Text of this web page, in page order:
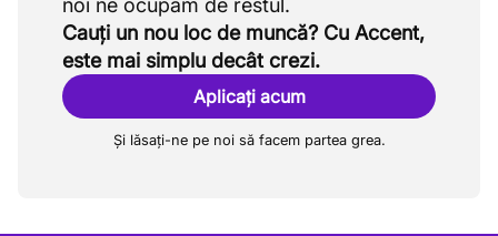
Cauți un nou loc de muncă? Cu Accent,
este mai simplu decât crezi.
Aplicați acum
Și lăsați-ne pe noi să facem partea grea.